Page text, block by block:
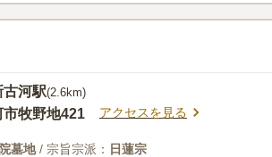
アクセスも心配ありません。
古河駅(2.6km)
牧野地421 アクセスを見る
墓地/ 宗旨宗派： 日蓮宗